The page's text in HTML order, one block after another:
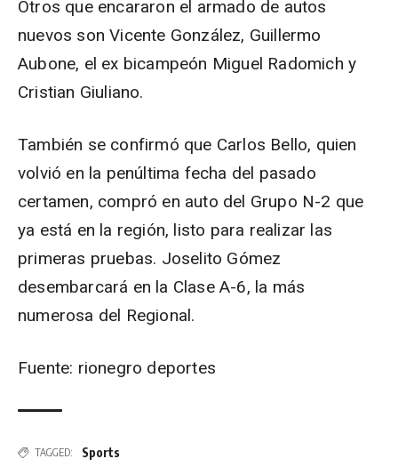
Otros que encararon el armado de autos
nuevos son Vicente González, Guillermo
Aubone, el ex bicampeón Miguel Radomich y
Cristian Giuliano.
También se confirmó que Carlos Bello, quien
volvió en la penúltima fecha del pasado
certamen, compró en auto del Grupo N-2 que
ya está en la región, listo para realizar las
primeras pruebas. Joselito Gómez
desembarcará en la Clase A-6, la más
numerosa del Regional.
Fuente: rionegro deportes
TAGGED: Sports